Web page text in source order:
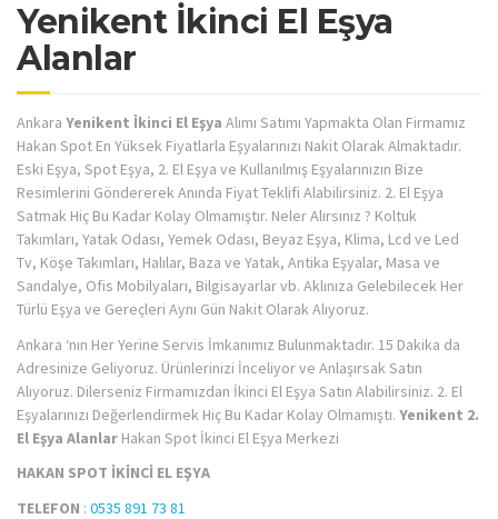
Yenikent İkinci El Eşya
Alanlar
Ankara Yenikent İkinci El Eşya Alımı Satımı Yapmakta Olan Firmamız
Hakan Spot En Yüksek Fiyatlarla Eşyalarınızı Nakit Olarak Almaktadır.
Eski Eşya, Spot Eşya, 2. El Eşya ve Kullanılmış Eşyalarınızın Bize
Resimlerini Göndererek Anında Fiyat Teklifi Alabilirsiniz. 2. El Eşya
Satmak Hiç Bu Kadar Kolay Olmamıştır. Neler Alırsınız ? Koltuk
Takımları, Yatak Odası, Yemek Odası, Beyaz Eşya, Klima, Lcd ve Led
Tv, Köşe Takımları, Halılar, Baza ve Yatak, Antika Eşyalar, Masa ve
Sandalye, Ofis Mobilyaları, Bilgisayarlar vb. Aklınıza Gelebilecek Her
Türlü Eşya ve Gereçleri Aynı Gün Nakit Olarak Alıyoruz.
Ankara ‘nın Her Yerine Servis İmkanımız Bulunmaktadır. 15 Dakika da
Adresinize Geliyoruz. Ürünlerinizi İnceliyor ve Anlaşırsak Satın
Alıyoruz. Dilerseniz Firmamızdan İkinci El Eşya Satın Alabilirsiniz. 2. El
Eşyalarınızı Değerlendirmek Hiç Bu Kadar Kolay Olmamıştı. Yenikent 2.
El Eşya Alanlar Hakan Spot İkinci El Eşya Merkezi
HAKAN SPOT İKİNCİ EL EŞYA
TELEFON : 0535 891 73 81